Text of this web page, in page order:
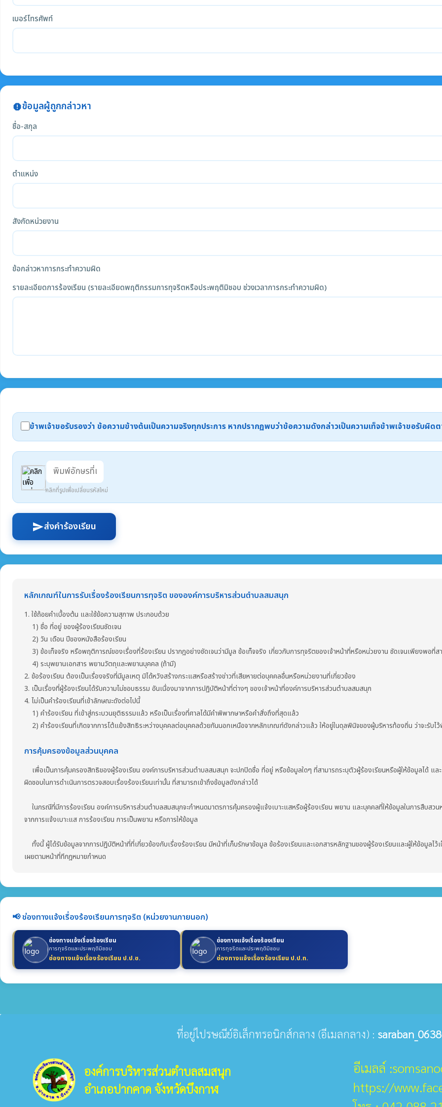
เบอร์โทรศัพท์
reportข้อมูลผู้ถูกกล่าวหา
ชื่อ-สกุล
ตำแหน่ง
สังกัดหน่วยงาน
ข้อกล่าวหาการกระทำความผิด
รายละเอียดการร้องเรียน (รายละเอียดพฤติกรรมการทุจริตหรือประพฤติมิชอบ ช่วงเวลาการกระทำความผิด)
ข้าพเจ้าขอรับรองว่า ข้อความข้างต้นเป็นความจริงทุกประการ หากปรากฏพบว่าข้อความดังกล่าวเป็นความเท็จข้าพเจ้าขอรับผิด
คลิกที่รูปเพื่อเปลี่ยนรหัสใหม่
sendส่งคำร้องเรียน
หลักเกณฑ์ในการรับเรื่องร้องเรียนการทุจริต ขององค์การบริหารส่วนตำบลสมสนุก
1. ใช้ถ้อยคำเบื้องต้น และใช้ข้อความสุภาพ ประกอบด้วย
1) ชื่อ ที่อยู่ ของผู้ร้องเรียนชัดเจน
2) วัน เดือน ปีของหนังสือร้องเรียน
3) ข้อเท็จจริง หรือพฤติการณ์ของเรื่องที่ร้องเรียน ปรากฎอย่างชัดเจนว่ามีมูล ข้อเท็จจริง เกี่ยวกับการทุจริตของเจ้าหน้าที่หรือหน่วยงาน ชัดเจนเพียงพอที่ส
4) ระบุพยานเอกสาร พยานวัตถุและพยานบุคคล (ถ้ามี)
2. ข้อร้องเรียน ต้องเป็นเรื่องจริงที่มีมูลเหตุ มิได้หวังสร้างกระแสหรือสร้างข่าวที่เสียหายต่อบุคคลอื่นหรือหน่วยงานที่เกี่ยวข้อง
3. เป็นเรื่องที่ผู้ร้องเรียนได้รับความไม่ชอบธรรม อันเนื่องมาจากการปฏิบัติหน้าที่ต่างๆ ของเจ้าหน้าที่องค์การบริหารส่วนตำบลสมสนุก
4. ไม่เป็นคำร้องเรียนที่เข้าลักษณะดังต่อไปนี้
1) คำร้องเรียน ที่เข้าสู่กระบวนยุติธรรมแล้ว หรือเป็นเรื่องที่ศาลได้มีคำพิพากษาหรือคำสั่งถึงที่สุดแล้ว
2) คำร้องเรียนที่เกิดจากการโต้แย้งสิทธิระหว่างบุคคลต่อบุคคลด้วยกันนอกเหนือจากหลักเกณฑ์ดังกล่าวแล้ว ให้อยู่ในดุลพินิจของผู้บริหารท้องถิ่น ว่าจะรับไ
การคุ้มครองข้อมูลส่วนบุคคล
เพื่อเป็นการคุ้มครองสิทธิของผู้ร้องเรียน องค์การบริหารส่วนตำบลสมสนุก จะปกปิดชื่อ ที่อยู่ หรือข้อมูลใดๆ ที่สามารถระบุตัวผู้ร้องเรียนหรือผู้ให้ข้อมูลได้ แล
ผิดชอบในการดำเนินการตรวจสอบเรื่องร้องเรียนเท่านั้น ที่สามารถเข้าถึงข้อมูลดังกล่าวได้
ในกรณีที่มีการร้องเรียน องค์การบริหารส่วนตำบลสมสนุกจะกำหนดมาตรการคุ้มครองผู้แจ้งเบาะแสหรือผู้ร้องเรียน พยาน และบุคคลที่ให้ข้อมูลในการสืบสวน
จากการแจ้งเบาะแส การร้องเรียน การเป็นพยาน หรือการให้ข้อมูล
ทั้งนี้ ผู้ได้รับข้อมูลจากการปฏิบัติหน้าที่ที่เกี่ยวข้องกับเรื่องร้องเรียน มีหน้าที่เก็บรักษาข้อมูล ข้อร้องเรียนและเอกสารหลักฐานของผู้ร้องเรียนและผู้ให้ข้อมูลไ
เผยตามหน้าที่ทีกฎหมายกำหนด
📢 ช่องทางแจ้งเรื่องร้องเรียนการทุจริต (หน่วยงานภายนอก)
ช่องทางแจ้งเรื่องร้องเรียน
การทุจริตและประพฤติมิชอบ
ช่องทางแจ้งเรื่องร้องเรียน ป.ป.ช.
ช่องทางแจ้งเรื่องร้องเรียน
การทุจริตและประพฤติมิชอบ
ช่องทางแจ้งเรื่องร้องเรียน ป.ป.ท.
ที่อยู่ไปรษณีย์อิเล็กทรอนิกส์กลาง (อีเมลกลาง) :
องค์การบริหารส่วนตำบลสมสนุก
อำเภอปากคาด จังหวัดบึงกาฬ
อีเมลล์
https://